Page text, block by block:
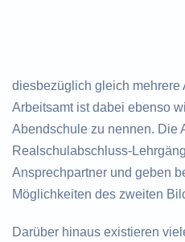
diesbezüglich gleich mehrere
Arbeitsamt ist dabei ebenso
Abendschule zu nennen. Die
Realschulabschluss-
Ansprechpartner und geben
Möglichkeiten des zweiten
Darüber hinaus existieren